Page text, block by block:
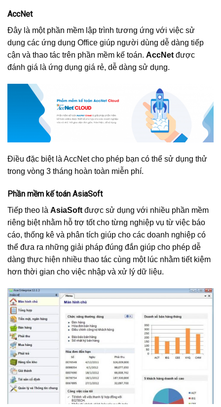
AccNet
Đây là một phần mềm lập trình tương ứng với việc sử
dụng các ứng dụng Office giúp người dùng dễ dàng tiếp
cận và thao tác trên phần mềm kế toán. AccNet được
đánh giá là ứng dụng giá rẻ, dễ dàng sử dụng.
Điều đặc biệt là AccNet cho phép bạn có thể sử dụng thử
trong vòng 3 tháng hoàn toàn miễn phí.
Phần mềm kế toán AsiaSoft
Tiếp theo là AsiaSoft được sử dụng với nhiều phần mềm
riêng biệt nhằm hỗ trợ tốt cho từng nghiệp vụ từ việc báo
cáo, thống kê và phân tích giúp cho các doanh nghiệp có
thể đưa ra những giải pháp đúng đắn giúp cho phép dễ
dàng thực hiện nhiều thao tác cùng một lúc nhằm tiết kiệm
hơn thời gian cho việc nhập và xử lý dữ liệu.